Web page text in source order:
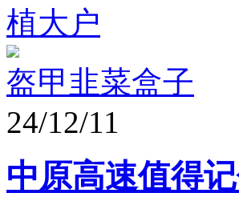
植大户
盔甲韭菜盒子
24/12/11
中原高速值得